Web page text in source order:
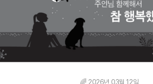
🌈 2026년 03월 12일